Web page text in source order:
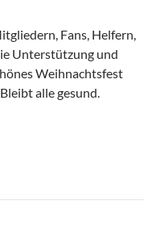
Fans, Helfern,
Unterstützung und
Weihnachtsfest
alle gesund.